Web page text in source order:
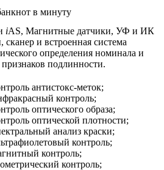
в минуту
iAS, Магнитные датчики, УФ и ИК
сканер и встроенная система
определения номинала и
признаков подлинности.
антистокс-меток;
контроль;
оптического образа;
оптической плотности;
анализ краски;
контроль;
контроль;
контроль;